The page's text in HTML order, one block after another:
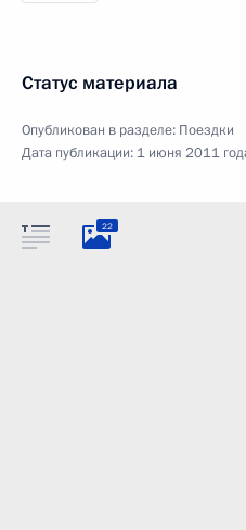
Статус материала
Опубликован в разделе: Поездки
Дата публикации: 1 июня 2011
22